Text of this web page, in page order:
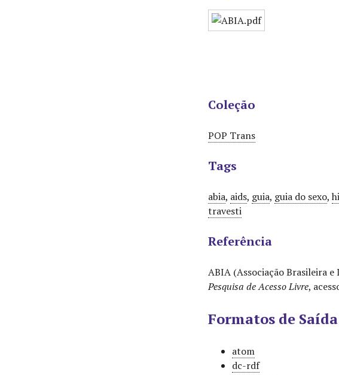
Coleção
POP Trans
Tags
abia, aids, guia, guia do sexo,
travesti
Referência
ABIA (Associação Brasileira
Pesquisa de Acesso Livre,
Formatos de Saída
atom
dc-rdf